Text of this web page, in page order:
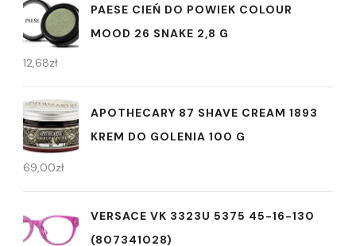
PAESE CIEŃ DO POWIEK COLOUR
MOOD 26 SNAKE 2,8 G
12,68zł
APOTHECARY 87 SHAVE CREAM 1893
KREM DO GOLENIA 100 G
69,00zł
VERSACE VK 3323U 5375 45-16-130
(807341028)